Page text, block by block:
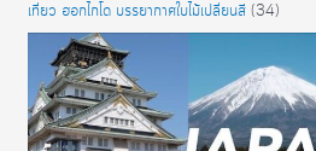
เที่ยว ฮอกไกโด บรรยากาศใบไม้เปลี่ยนสี (34)